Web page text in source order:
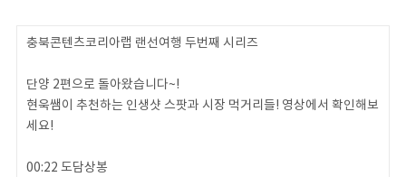
충북콘텐츠코리아랩 랜선여행 두번째 시리즈
단양 2편으로 돌아왔습니다~!
현욱쌤이 추천하는 인생샷 스팟과 시장 먹거리들! 영상에서 확인해보
세요!
00:22 도담상봉